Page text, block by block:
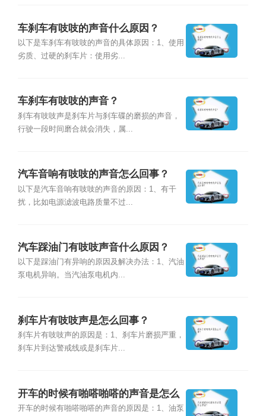
车刹车有吱吱的声音什么原因？
以下是车刹车有吱吱的声音的具体原因：1、使用
劣质、过硬的刹车片：使用劣...
车刹车有吱吱的声音？
刹车有吱吱声是刹车片与刹车碟的磨损的声音，
行驶一段时间磨合就会消失，属...
汽车音响有吱吱的声音怎么回事？
以下是汽车音响有吱吱的声音的原因：1、有干
扰，比如电源滤波电路质量不过...
汽车踩油门有吱吱声音什么原因？
以下是踩油门有异响的原因及解决办法：1、汽油
泵电机异响。当汽油泵电机内...
刹车片有吱吱声是怎么回事？
刹车片有吱吱声的原因是：1、刹车片磨损严重，
刹车片到达警戒线或是刹车片...
开车的时候有啪嗒啪嗒的声音是怎么
回事？
开车的时候有啪嗒啪嗒的声音的原因是：1、油泵